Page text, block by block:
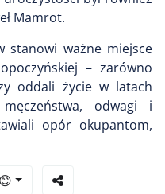
Mamrot.
stanowi ważne miejsce
– zarówno
oddali życie w latach
odwagi i
opór okupantom,
😊